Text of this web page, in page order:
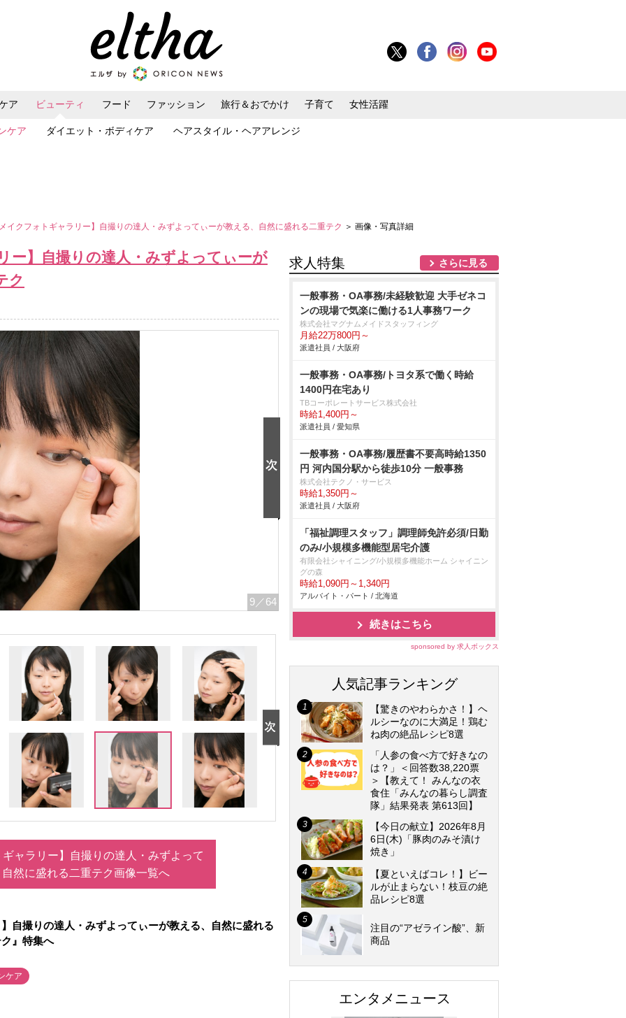
ア ビューティ
ケア ダイエット・ボディケア ヘアスタイル・ヘアアレンジ
フード ファッション 旅行＆おでかけ 子育て 女性活躍
イクフォトギャラリー】自撮りの達人・みずよってぃーが教える、自然に盛れる二重テク ＞ 画像・写真詳細
ー】自撮りの達人・みずよってぃーが
ク
9 ／64
ャラリー】自撮りの達人・みずよって
然に盛れる二重テク画像一覧へ
自撮りの達人・みずよってぃーが教える、自然に盛れる
』特集へ
ケア
求人特集 さらに見る
一般事務・OA事務/未経験歓迎 大手ゼネコ
ンの現場で気楽に働ける1人事務ワーク
株式会社マグナムメイドスタッフィング
月給22万800円～
派遣社員 / 大阪府
一般事務・OA事務/トヨタ系で働く時給
1400円在宅あり
TBコーポレートサービス株式会社
時給1,400円～
派遣社員 / 愛知県
一般事務・OA事務/履歴書不要高時給1350
円 河内国分駅から徒歩10分 一般事務
株式会社テクノ・サービス
時給1,350円～
派遣社員 / 大阪府
「福祉調理スタッフ」調理師免許必須/日勤
のみ/小規模多機能型居宅介護
有限会社シャイニング/小規模多機能ホーム シャイニン
グの森
時給1,090円～1,340円
アルバイト・パート / 北海道
続きはこちら
sponsored by 求人ボックス
人気記事ランキング
【驚きのやわらかさ！】ヘ
ルシーなのに大満足！鶏む
ね肉の絶品レシピ8選
「人参の食べ方で好きなの
は？」＜回答数38,220票
＞【教えて！ みんなの衣
食住「みんなの暮らし調査
隊」結果発表 第613回】
【今日の献立】2026年8月
6日(木)「豚肉のみそ漬け
焼き」
【夏といえばコレ！】ビー
ルが止まらない！枝豆の絶
品レシピ8選
注目の“アゼライン酸”、新
商品
エンタメニュース